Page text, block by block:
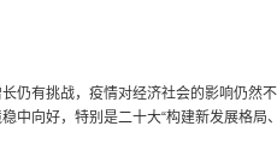
仍有挑战，疫情对经济社会的影响仍然
中向好，特别是二十大“构建新发展格局